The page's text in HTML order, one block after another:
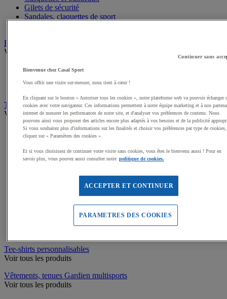
Gilets de sécurité
Sandales, claquettes de sport
Bagagerie
Voir tous les produits
Sacs de sport
Sacoches et porte-documents
Textile Multisport
Voir tous les produits
Shorts de sport
Sous-vêtements sport
Survêtements
Premieres couches, sous-maillots
Maillots de bain, combinaisons de natation
Tee-shirts de sport
Tee-shirts personnalisables
Voir tous les produits
Vêtements, tenues Gardien multisports
Voir tous les produits
Continuer sans
Bienvenue chez Casal Sport
Vous offrir une visite sur-mesure, nous tient à cœur !
En cliquant sur le bouton « Autoriser tous les cookies », notre plateforme web va pouvoir échanger
cookies avec votre navigateur. Ces informations permettent à notre équipe marketing et à nos
internet de mesurer les performances de notre site, et d'analyser vos préférences de contenu. Nous
pouvons ainsi vous proposer des articles encore plus adaptés à vos besoins et de la publicité
Si vous souhaitez plus d'informations sur les finalités et choisir vos préférences par type de cookies,
cliquez sur « Paramètres des cookies ».
Et si vous choisissez de continuer votre visite sans cookies, vous êtes le bienvenu aussi ! Pour en
savoir plus, vous pouvez aussi consulter notre politique de cookies.
ACCEPTER ET CONTINUER
PARAMETRES DES COOKIES